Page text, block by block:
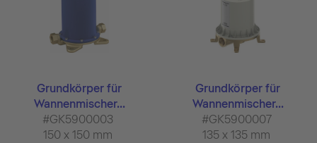
Grundkörper für
Wannenmischer...
#GK5900003
150 x 150 mm
Grundkörper für
Wannenmischer...
#GK5900007
135 x 135 mm